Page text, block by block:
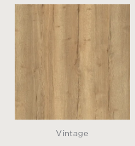
Vintage